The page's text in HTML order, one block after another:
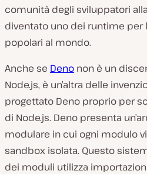
comunità degli sviluppatori
diventato uno dei runtime per
popolari al mondo.
Anche se Deno non è un
Node.js, è un’altra delle
progettato Deno proprio per
di Node.js. Deno presenta
modulare in cui ogni modulo
sandbox isolata. Questo
dei moduli utilizza